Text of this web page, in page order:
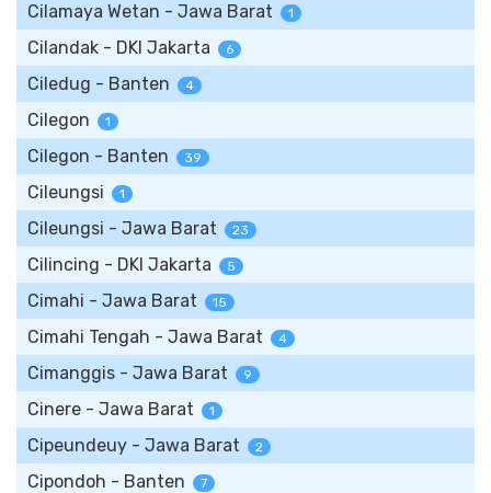
Cilamaya Wetan - Jawa Barat 1
Cilandak - DKI Jakarta 6
Ciledug - Banten 4
Cilegon 1
Cilegon - Banten 39
Cileungsi 1
Cileungsi - Jawa Barat 23
Cilincing - DKI Jakarta 5
Cimahi - Jawa Barat 15
Cimahi Tengah - Jawa Barat 4
Cimanggis - Jawa Barat 9
Cinere - Jawa Barat 1
Cipeundeuy - Jawa Barat 2
Cipondoh - Banten 7